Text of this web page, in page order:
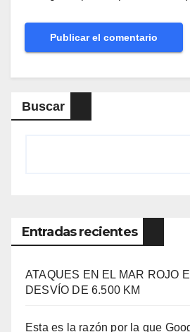
Buscar
Entradas recientes
ATAQUES EN EL MAR ROJO
DESVÍO DE 6.500 KM
Esta es la razón por la que